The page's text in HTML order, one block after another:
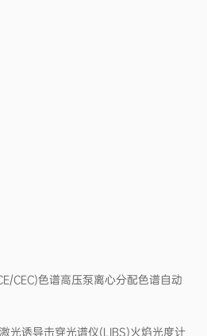
CEC)色谱高压泵离心分配色谱自动
光诱导击穿光谱仪(LIBS)火焰光度计